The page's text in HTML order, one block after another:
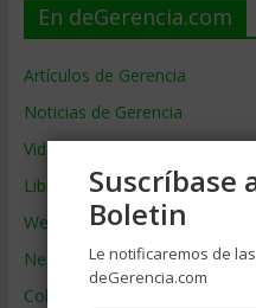
En deGerencia.com
Artículos de Gerencia
Noticias de Gerencia
Videos de Gerencia
Libros de Gerencia
Webs de Gerencia
Negocios por País
Colaboradores de Gerencia
Suscríbase
Boletin
Le notificaremos de
deGerencia.com